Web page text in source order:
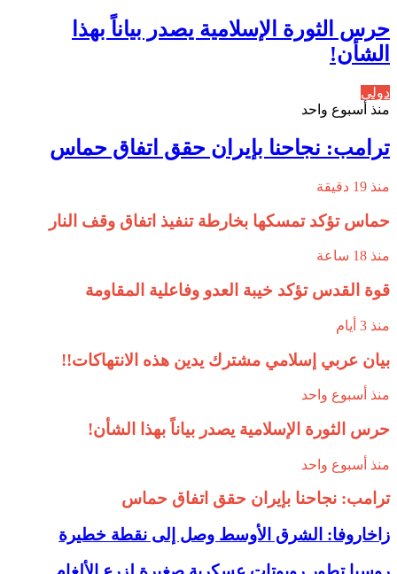
حرس الثورة الإسلامية يصدر بياناً بهذا
الشأن!
دولي
منذ أسبوع واحد
ترامب: نجاحنا بإيران حقق اتفاق حماس
منذ 19 دقيقة
حماس تؤكد تمسكها بخارطة تنفيذ اتفاق وقف النار
منذ 18 ساعة
قوة القدس تؤكد خيبة العدو وفاعلية المقاومة
منذ 3 أيام
بيان عربي إسلامي مشترك يدين هذه الانتهاكات!!
منذ أسبوع واحد
حرس الثورة الإسلامية يصدر بياناً بهذا الشأن!
منذ أسبوع واحد
ترامب: نجاحنا بإيران حقق اتفاق حماس
زاخاروفا: الشرق الأوسط وصل إلى نقطة خطيرة